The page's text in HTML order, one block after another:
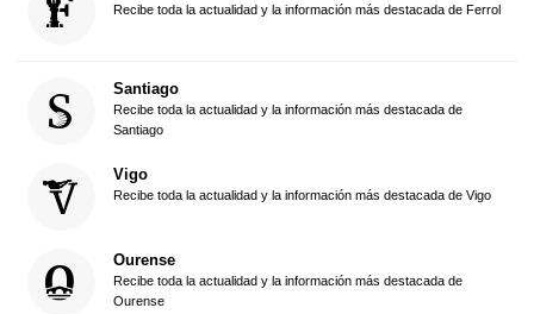
Recibe toda la actualidad y la información más destacada de Ferrol
Santiago
Recibe toda la actualidad y la información más destacada de
Santiago
Vigo
Recibe toda la actualidad y la información más destacada de Vigo
Ourense
Recibe toda la actualidad y la información más destacada de
Ourense